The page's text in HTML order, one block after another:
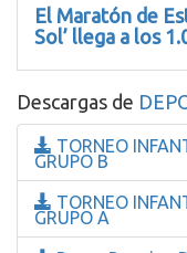
El Maratón de
Sol’ llega a los
Descargas de
TORNEO
GRUPO B
TORNEO
GRUPO A